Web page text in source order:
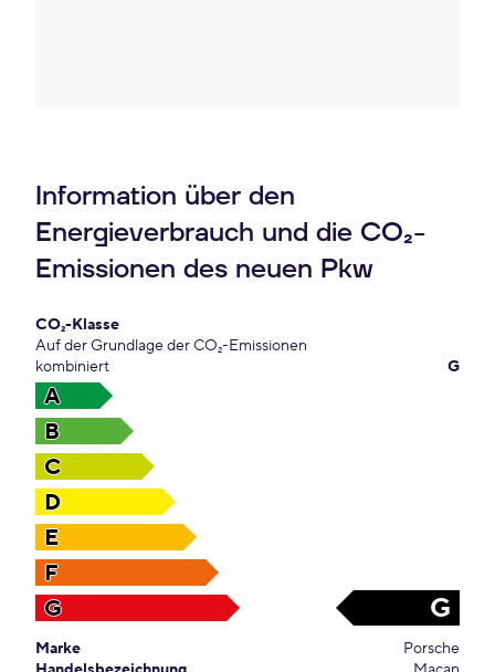
Information über den
Energieverbrauch und die CO₂-
Emissionen des neuen Pkw
CO₂-Klasse
Auf der Grundlage der CO₂-Emissionen
kombiniert
G
A
B
C
D
E
F
G
G
Marke
Porsche